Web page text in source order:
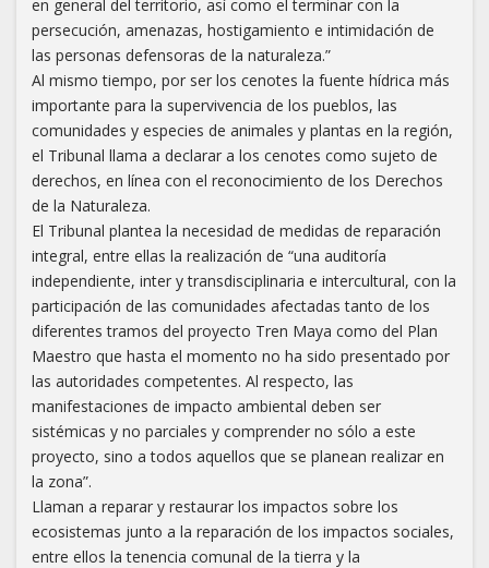
en general del territorio, así como el terminar con la
persecución, amenazas, hostigamiento e intimidación de
las personas defensoras de la naturaleza.”
Al mismo tiempo, por ser los cenotes la fuente hídrica más
importante para la supervivencia de los pueblos, las
comunidades y especies de animales y plantas en la región,
el Tribunal llama a declarar a los cenotes como sujeto de
derechos, en línea con el reconocimiento de los Derechos
de la Naturaleza.
El Tribunal plantea la necesidad de medidas de reparación
integral, entre ellas la realización de “una auditoría
independiente, inter y transdisciplinaria e intercultural, con la
participación de las comunidades afectadas tanto de los
diferentes tramos del proyecto Tren Maya como del Plan
Maestro que hasta el momento no ha sido presentado por
las autoridades competentes. Al respecto, las
manifestaciones de impacto ambiental deben ser
sistémicas y no parciales y comprender no sólo a este
proyecto, sino a todos aquellos que se planean realizar en
la zona”.
Llaman a reparar y restaurar los impactos sobre los
ecosistemas junto a la reparación de los impactos sociales,
entre ellos la tenencia comunal de la tierra y la